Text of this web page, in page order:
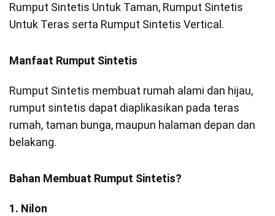
Rumput Sintetis Untuk Taman, Rumput Sintetis
Untuk Teras serta Rumput Sintetis Vertical.
Manfaat Rumput Sintetis
Rumput Sintetis membuat rumah alami dan hijau,
rumput sintetis dapat diaplikasikan pada teras
rumah, taman bunga, maupun halaman depan dan
belakang.
Bahan Membuat Rumput Sintetis?
1. Nilon